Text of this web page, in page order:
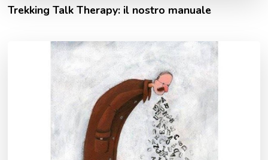
Trekking Talk Therapy: il nostro manuale